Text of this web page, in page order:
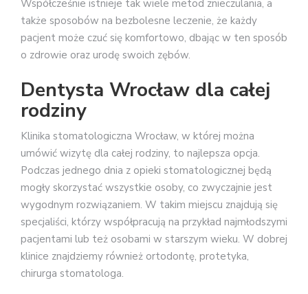
Współcześnie istnieje tak wiele metod znieczulania, a
także sposobów na bezbolesne leczenie, że każdy
pacjent może czuć się komfortowo, dbając w ten sposób
o zdrowie oraz urodę swoich zębów.
Dentysta Wrocław dla całej
rodziny
Klinika stomatologiczna Wrocław, w której można
umówić wizytę dla całej rodziny, to najlepsza opcja.
Podczas jednego dnia z opieki stomatologicznej będą
mogły skorzystać wszystkie osoby, co zwyczajnie jest
wygodnym rozwiązaniem. W takim miejscu znajdują się
specjaliści, którzy współpracują na przykład najmłodszymi
pacjentami lub też osobami w starszym wieku. W dobrej
klinice znajdziemy również ortodontę, protetyka,
chirurga stomatologa.